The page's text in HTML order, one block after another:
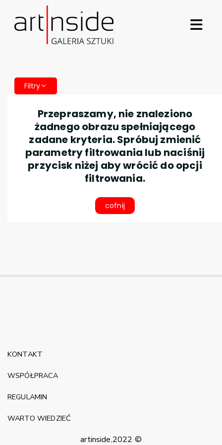
Filtry
Przepraszamy, nie znaleziono
żadnego obrazu spełniającego
zadane kryteria. Spróbuj zmienić
parametry filtrowania lub naciśnij
przycisk niżej aby wrócić do opcji
filtrowania.
cofnij
artinside,2022 ©
KONTAKT
WSPÓŁPRACA
REGULAMIN
WARTO WIEDZIEĆ